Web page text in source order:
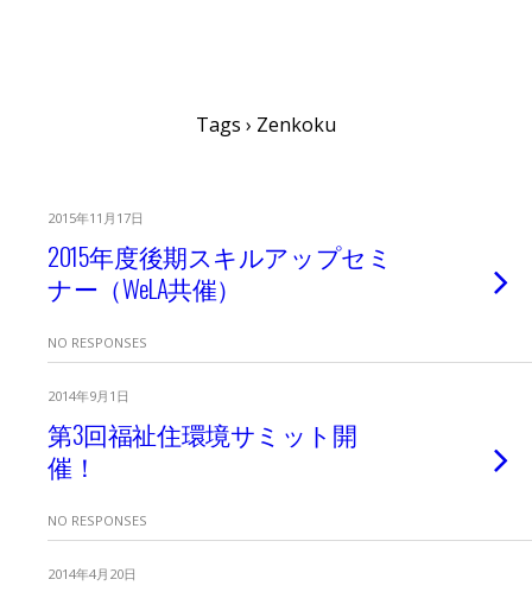
Tags › Zenkoku
2015年11月17日
2015年度後期スキルアップセミ
ナー（WeLA共催）
NO RESPONSES
2014年9月1日
第3回福祉住環境サミット開
催！
NO RESPONSES
2014年4月20日